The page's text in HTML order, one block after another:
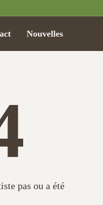
Nouvelles
pas ou a été